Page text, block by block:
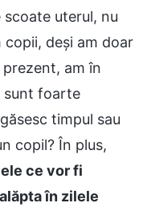
scoate uterul, nu
deși am doar
am în
sunt foarte
timpul sau
copil? În plus,
ce vor fi
în zilele